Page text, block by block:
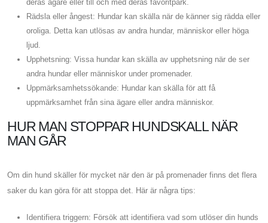
deras ägare eller till och med deras favoritpark.
Rädsla eller ångest: Hundar kan skälla när de känner sig rädda eller
oroliga. Detta kan utlösas av andra hundar, människor eller höga
ljud.
Upphetsning: Vissa hundar kan skälla av upphetsning när de ser
andra hundar eller människor under promenader.
Uppmärksamhetssökande: Hundar kan skälla för att få
uppmärksamhet från sina ägare eller andra människor.
HUR MAN STOPPAR HUNDSKALL NÄR
MAN GÅR
Om din hund skäller för mycket när den är på promenader finns det flera
saker du kan göra för att stoppa det. Här är några tips:
Identifiera triggern: Försök att identifiera vad som utlöser din hunds